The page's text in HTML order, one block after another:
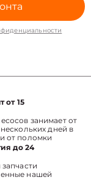
от 15
занимает от
дней в
от поломки
до 24
нашей